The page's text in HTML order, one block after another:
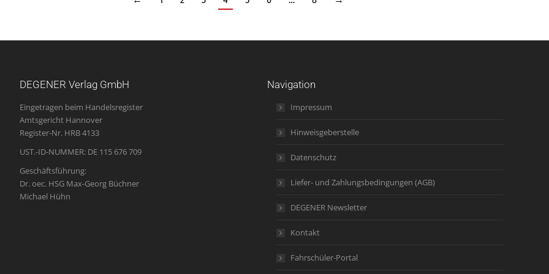
DEGENER Verlag GmbH
Eingetragen beim Handelsregister
Amtsgericht Hannover
Register-Nr. HRB 4133
UST.-ID-NUMMER: DE 115 676 709
Geschäftsführung:
Dr. oec. HSG Max-Georg Büchner
Michael Hühn
Navigation
Impressum
Hinweisgeberstelle
Datenschutz
Liefer- und Zahlungsbedingungen (AGB)
DEGENER Newsletter
Kontakt
Fahrschüler-Portal